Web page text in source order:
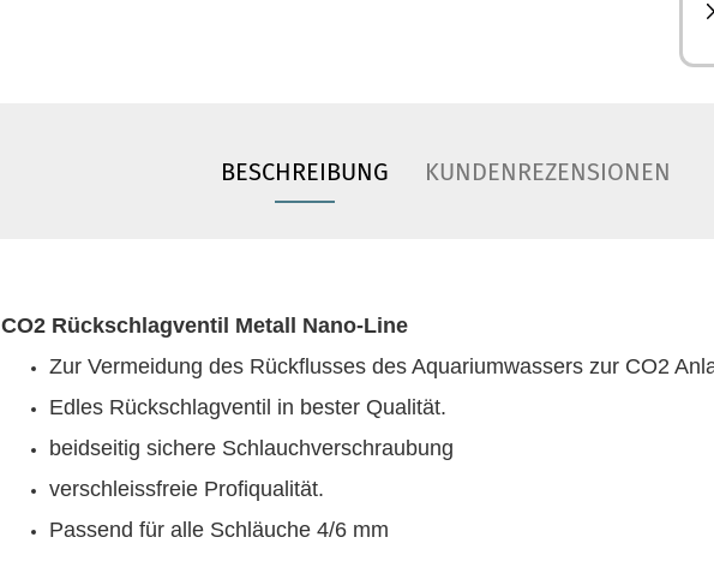
BESCHREIBUNG KUNDENREZENSIONEN
CO2 Rückschlagventil Metall Nano-Line
Zur Vermeidung des Rückflusses des Aquariumwassers zur CO2
Edles Rückschlagventil in bester Qualität.
beidseitig sichere Schlauchverschraubung
verschleissfreie Profiqualität.
Passend für alle Schläuche 4/6 mm